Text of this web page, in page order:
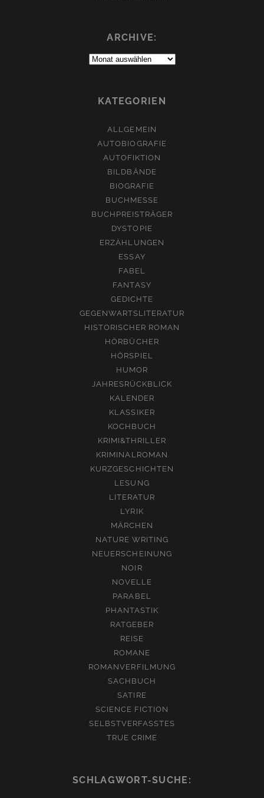
ARCHIVE:
Archive:
KATEGORIEN
ALLGEMEIN
AUTOBIOGRAFIE
AUTOFIKTION
BILDBÄNDE
BIOGRAFIE
BUCHMESSE
BUCHPREISTRÄGER
DYSTOPIE
ERZÄHLUNGEN
ESSAY
FABEL
FANTASY
GEDICHTE
GEGENWARTSLITERATUR
HISTORISCHER ROMAN
HÖRBÜCHER
HÖRSPIEL
HUMOR
JAHRESRÜCKBLICK
KALENDER
KLASSIKER
KOCHBUCH
KRIMI&THRILLER
KRIMINALROMAN
KURZGESCHICHTEN
LESUNG
LITERATUR
LYRIK
MÄRCHEN
NATURE WRITING
NEUERSCHEINUNG
NOIR
NOVELLE
PARABEL
PHANTASTIK
RATGEBER
REISE
ROMANE
ROMANVERFILMUNG
SACHBUCH
SATIRE
SCIENCE FICTION
SELBSTVERFASSTES
TRUE CRIME
SCHLAGWORT-SUCHE: